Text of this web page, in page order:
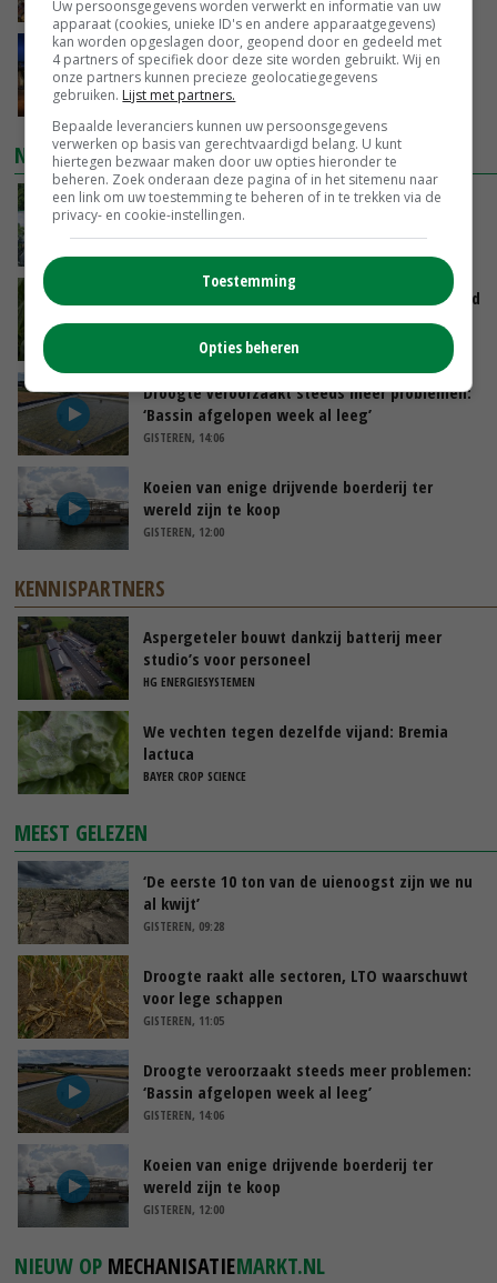
VANDAAG, 15:04
Nettowinst Royal A-ware onder druk ondanks
hogere omzet
VANDAAG, 14:35
NIEUWSTE VIDEO'S
Oekraïne-vlogger Kees Huizinga: ‘Bezoek van
de ambassade mag zelf groente plukken’
Limburgse mais van Frijns doet het verrassend
goed
VANDAAG, 10:00
Droogte veroorzaakt steeds meer problemen:
‘Bassin afgelopen week al leeg’
GISTEREN, 14:06
Koeien van enige drijvende boerderij ter
wereld zijn te koop
GISTEREN, 12:00
KENNISPARTNERS
Aspergeteler bouwt dankzij batterij meer
studio’s voor personeel
HG ENERGIESYSTEMEN
We vechten tegen dezelfde vijand: Bremia
lactuca
BAYER CROP SCIENCE
MEEST GELEZEN
‘De eerste 10 ton van de uienoogst zijn we nu
al kwijt’
GISTEREN, 09:28
Droogte raakt alle sectoren, LTO waarschuwt
voor lege schappen
GISTEREN, 11:05
Droogte veroorzaakt steeds meer problemen:
‘Bassin afgelopen week al leeg’
GISTEREN, 14:06
Koeien van enige drijvende boerderij ter
wereld zijn te koop
GISTEREN, 12:00
NIEUW OP MECHANISATIEMARKT.NL
Uw persoonsgegevens worden verwerkt en informatie van uw
apparaat (cookies, unieke ID's en andere apparaatgegevens)
kan worden opgeslagen door, geopend door en gedeeld met
4 partners of specifiek door deze site worden gebruikt. Wij en
onze partners kunnen precieze geolocatiegegevens
gebruiken. Lijst met partners.
Bepaalde leveranciers kunnen uw persoonsgegevens
verwerken op basis van gerechtvaardigd belang. U kunt
hiertegen bezwaar maken door uw opties hieronder te
beheren. Zoek onderaan deze pagina of in het sitemenu naar
een link om uw toestemming te beheren of in te trekken via de
privacy- en cookie-instellingen.
Toestemming
Opties beheren